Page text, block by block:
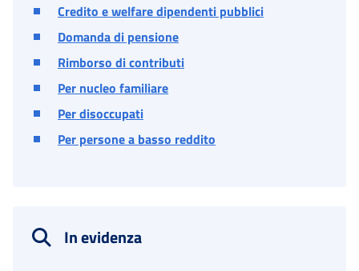
Credito e welfare dipendenti pubblici
Domanda di pensione
Rimborso di contributi
Per nucleo familiare
Per disoccupati
Per persone a basso reddito
In evidenza